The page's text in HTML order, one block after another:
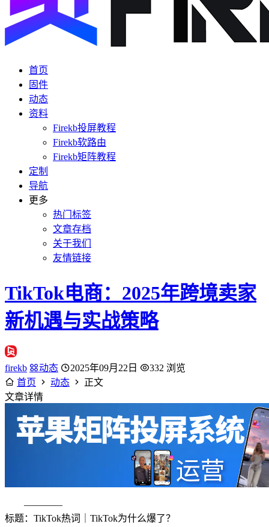
首页
固件
动态
资料
Firekb投屏教程
Firekb软路由
Firekb矩阵教程
定制
导航
更多
热门标签
文章存档
关于我们
友情链接
TikTok电商：2025年跨境卖家
新机遇与实战策略
firekb 动态 2025年09月22日
332 浏览
首页
动态
正文
文章详情
————
标题：TikTok热词｜TikTok为什么爆了？